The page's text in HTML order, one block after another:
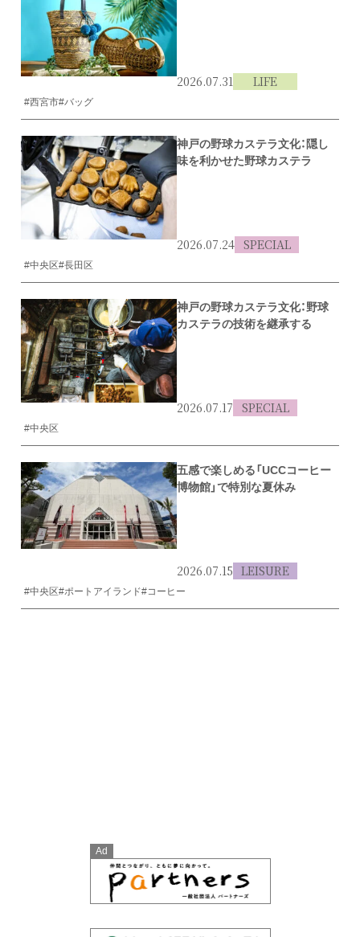
2026.07.31 LIFE
#西宮市#バッグ
神戸の野球カステラ文化：隠し
味を利かせた野球カステラ
2026.07.24 SPECIAL
#中央区#長田区
神戸の野球カステラ文化：野球
カステラの技術を継承する
2026.07.17 SPECIAL
#中央区
五感で楽しめる「UCCコーヒー
博物館」で特別な夏休み
2026.07.15 LEISURE
#中央区#ポートアイランド#コーヒー
Ad